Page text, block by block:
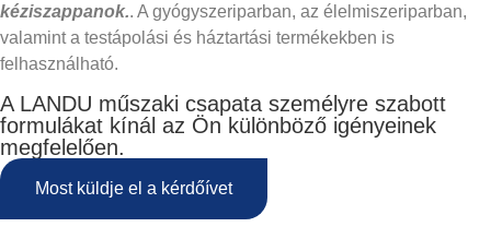
kéziszappanok.. A gyógyszeriparban, az élelmiszeriparban,
valamint a testápolási és háztartási termékekben is
felhasználható.
A LANDU műszaki csapata személyre szabott
formulákat kínál az Ön különböző igényeinek
megfelelően.
Most küldje el a kérdőívet